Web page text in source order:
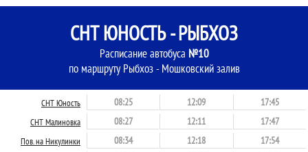
СНТ ЮНОСТЬ - РЫБХОЗ
Расписание автобуса №10
по маршруту Рыбхоз - Мошковский залив
СНТ Юность 08:25 12:09 17:45
СНТ Малиновка 08:27 12:11 17:47
Пов. на Никулинки 08:34 12:18 17:54